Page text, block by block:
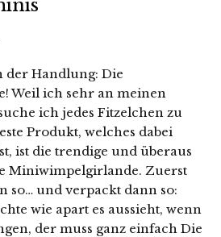
der Handlung: Die
Weil ich sehr an meinen
ich jedes Fitzelchen zu
Produkt, welches dabei
ist die trendige und überaus
Miniwimpelgirlande. Zuerst
so… und verpackt dann so:
wie apart es aussieht, wenn
der muss ganz einfach Die